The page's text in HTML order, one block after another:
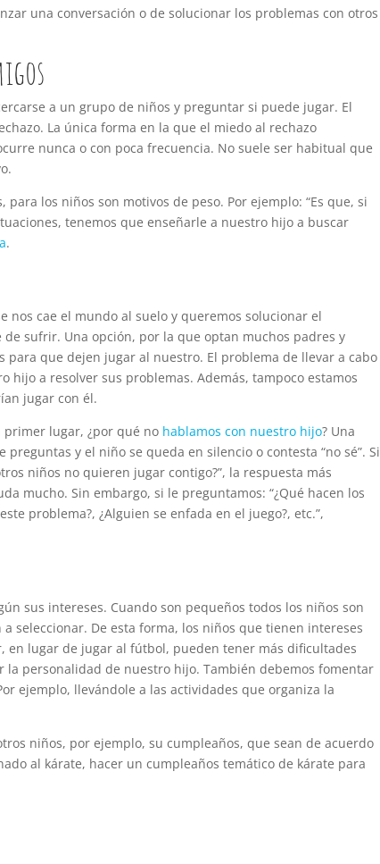
una conversación o de solucionar los problemas con otros
a un grupo de niños y preguntar si puede jugar. El
La única forma en la que el miedo al rechazo
nunca o con poca frecuencia. No suele ser habitual que
los niños son motivos de peso. Por ejemplo: “Es que, si
tenemos que enseñarle a nuestro hijo a buscar
.
nos cae el mundo al suelo y queremos solucionar el
sufrir. Una opción, por la que optan muchos padres y
que dejen jugar al nuestro. El problema de llevar a cabo
hijo a resolver sus problemas. Además, tampoco estamos
jugar con él.
primer lugar, ¿por qué no hablamos con nuestro hijo? Una
y el niño se queda en silencio o contesta “no sé”. Si
niños no quieren jugar contigo?”, la respuesta más
mucho. Sin embargo, si le preguntamos: “¿Qué hacen los
problema?, ¿Alguien se enfada en el juego?, etc.”,
sus intereses. Cuando son pequeños todos los niños son
seleccionar. De esta forma, los niños que tienen intereses
lugar de jugar al fútbol, pueden tener más dificultades
la personalidad de nuestro hijo. También debemos fomentar
ejemplo, llevándole a las actividades que organiza la
niños, por ejemplo, su cumpleaños, que sean de acuerdo
al kárate, hacer un cumpleaños temático de kárate para